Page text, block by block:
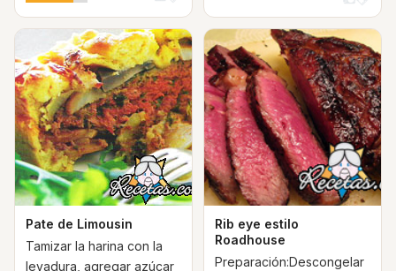
Pate de Limousin
Tamizar la harina con la
levadura, agregar azúcar
Rib eye estilo
Roadhouse
Preparación:Descongelar